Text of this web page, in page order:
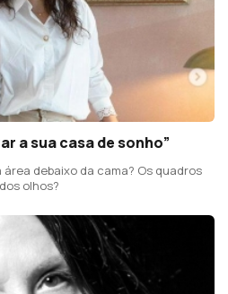
a sua casa de sonho”
debaixo da cama? Os quadros
olhos?